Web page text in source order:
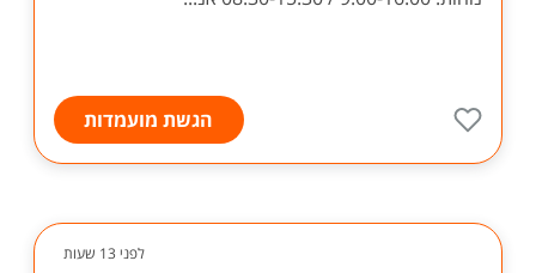
הגשת מועמדות
לפני 13 שעות